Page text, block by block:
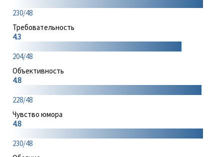
230/48
Требовательность
4.3
204/48
Объективность
4.8
228/48
Чувство юмора
4.8
230/48